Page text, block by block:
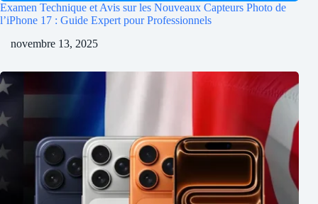
Examen Technique et Avis sur les Nouveaux Capteurs Photo de
l’iPhone 17 : Guide Expert pour Professionnels
novembre 13, 2025